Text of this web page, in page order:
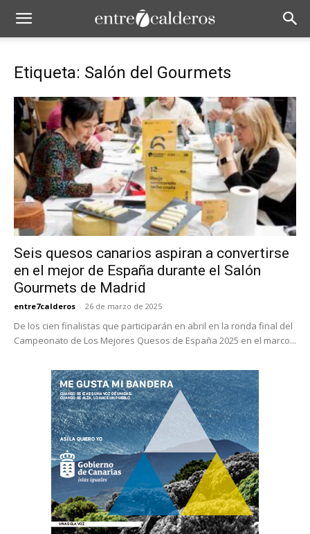
Etiqueta: Salón del Gourmets
Seis quesos canarios aspiran a convertirse
en el mejor de España durante el Salón
Gourmets de Madrid
entre7calderos - 26 de marzo de 2025
De los cien finalistas que participarán en abril en la ronda final del
Campeonato de Los Mejores Quesos de España 2025 en el marco...